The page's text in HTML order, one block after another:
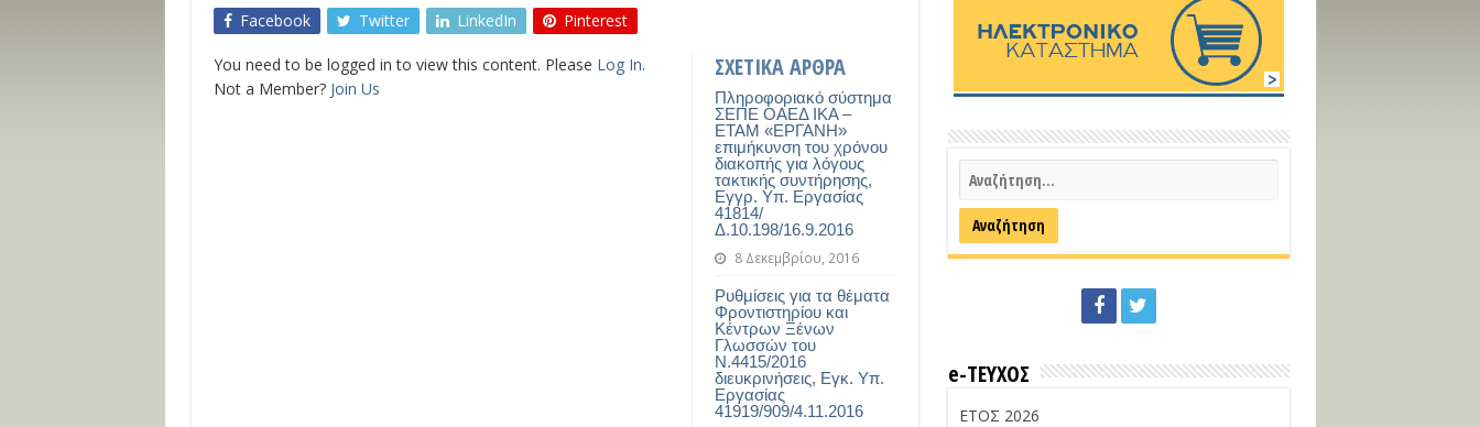
Facebook Twitter LinkedIn Pinterest
ΣΧΕΤΙΚΑ ΑΡΘΡΑ
Πληροφοριακό σύστημα
ΣΕΠΕ ΟΑΕΔ ΙΚΑ –
ΕΤΑΜ «ΕΡΓΑΝΗ»
επιμήκυνση του χρόνου
διακοπής για λόγους
τακτικής συντήρησης,
Εγγρ. Υπ. Εργασίας
41814/
Δ.10.198/16.9.2016
8 Δεκεμβρίου, 2016
Ρυθμίσεις για τα θέματα
Φροντιστηρίου και
Κέντρων Ξένων
Γλωσσών του
Ν.4415/2016
διευκρινήσεις, Εγκ. Υπ.
Εργασίας
41919/909/4.11.2016
You need to be logged in to view this content. Please Log In.
Not a Member? Join Us
e-ΤΕΥΧΟΣ
ΕΤΟΣ 2026